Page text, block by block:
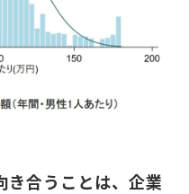
き合うことは、企業